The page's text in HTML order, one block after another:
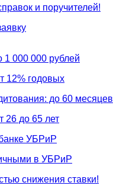
и поручителей!
000 000 рублей
12% годовых
до 60 месяцев
26 до 65 лет
в УБРиР
снижения ставки!